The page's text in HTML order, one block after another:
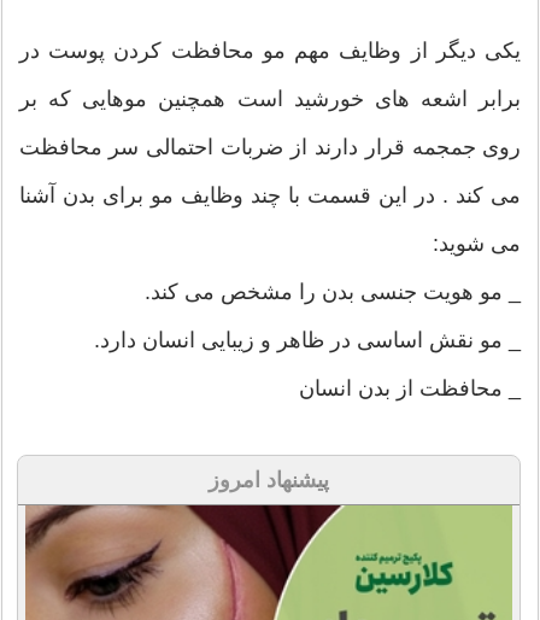
یکی دیگر از وظایف مهم مو محافظت کردن پوست در
برابر اشعه های خورشید است همچنین موهایی که بر
روی جمجمه قرار دارند از ضربات احتمالی سر محافظت
می کند . در این قسمت با چند وظایف مو برای بدن آشنا
می شوید:
_ مو هویت جنسی بدن را مشخص می کند.
_ مو نقش اساسی در ظاهر و زیبایی انسان دارد.
_ محافظت از بدن انسان
پیشنهاد امروز